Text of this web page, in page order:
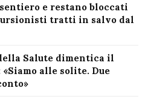
e restano bloccati
tratti in salvo dal
Salute dimentica il
alle solite. Due